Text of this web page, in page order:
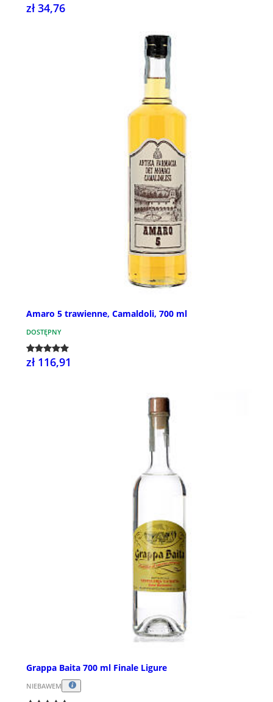
zł 34,76
Amaro 5 trawienne, Camaldoli, 700 ml
DOSTĘPNY
zł 116,91
Grappa Baita 700 ml Finale Ligure
NIEBAWEM